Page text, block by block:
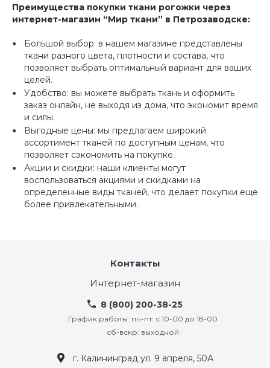
Преимущества покупки ткани рогожки через
интернет-магазин “Мир ткани” в Петрозаводске:
Большой выбор: в нашем магазине представлены
ткани разного цвета, плотности и состава, что
позволяет выбрать оптимальный вариант для ваших
целей.
Удобство: вы можете выбрать ткань и оформить
заказ онлайн, не выходя из дома, что экономит время
и силы.
Выгодные цены: мы предлагаем широкий
ассортимент тканей по доступным ценам, что
позволяет сэкономить на покупке.
Акции и скидки: наши клиенты могут
воспользоваться акциями и скидками на
определенные виды тканей, что делает покупки еще
более привлекательными.
Контакты
Интернет-магазин
8 (800) 200-38-25
График работы: пн-пт: с 10-00 до 18-00
сб-вскр: выходной
г. Калининград ул. 9 апреля, 50А